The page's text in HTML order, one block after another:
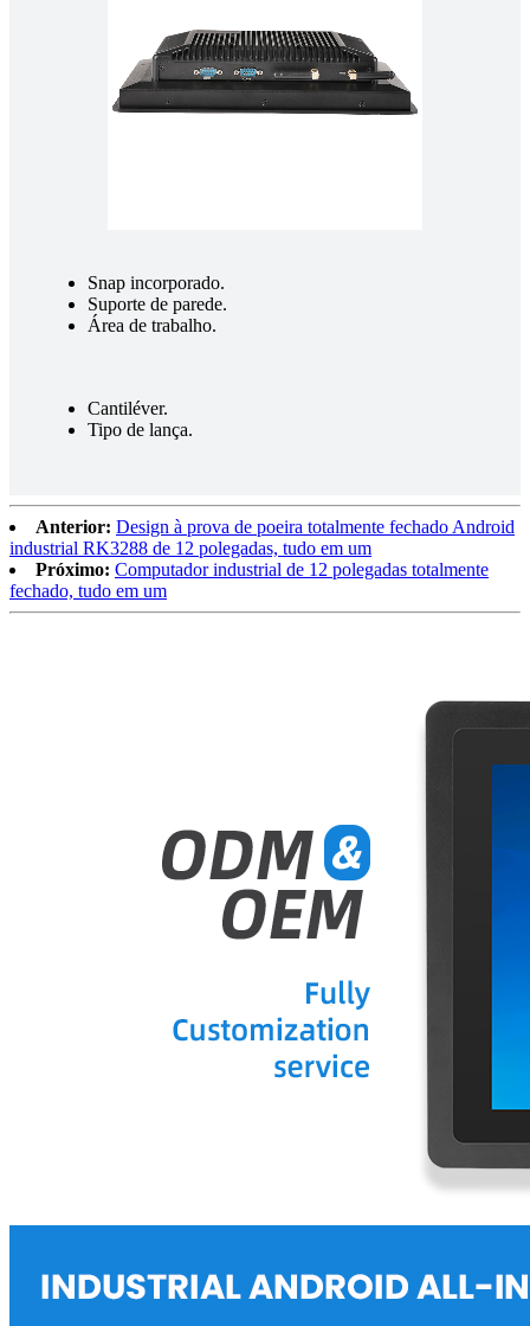
Snap incorporado.
Suporte de parede.
Área de trabalho.
Cantiléver.
Tipo de lança.
Anterior: Design à prova de poeira totalmente fechado Android
industrial RK3288 de 12 polegadas, tudo em um
Próximo: Computador industrial de 12 polegadas totalmente
fechado, tudo em um